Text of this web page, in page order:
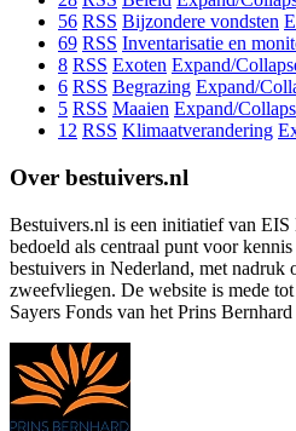
56 RSS Bijzondere vondsten
69 RSS Inventarisatie en
8 RSS Exoten Expand/
6 RSS Begrazing Expand/
5 RSS Maaien Expand/
12 RSS Klimaatverandering
Over bestuivers.nl
Bestuivers.nl is een initiatief van
bedoeld als centraal punt voor
bestuivers in Nederland, met nadruk
zweefvliegen. De website is mede
Sayers Fonds van het Prins